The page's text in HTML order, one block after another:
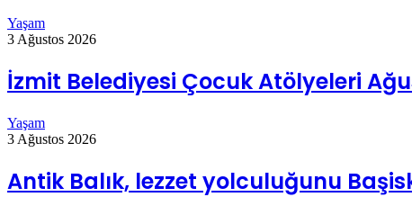
Yaşam
3 Ağustos 2026
İzmit Belediyesi Çocuk Atölyeleri
Yaşam
3 Ağustos 2026
Antik Balık, lezzet yolculuğunu